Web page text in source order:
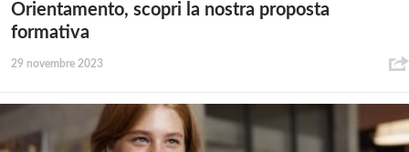
Orientamento, scopri la nostra proposta
formativa
29 novembre 2023